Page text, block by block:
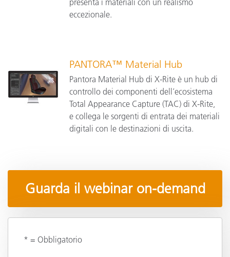
presenta i materiali con un realismo
eccezionale.
PANTORA™ Material Hub
Pantora Material Hub di X-Rite è un hub di
controllo dei componenti dell’ecosistema
Total Appearance Capture (TAC) di X-Rite,
e collega le sorgenti di entrata dei materiali
digitali con le destinazioni di uscita.
Guarda il webinar on-demand
* = Obbligatorio